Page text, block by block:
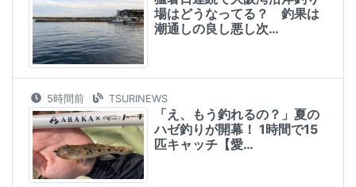
場はどうなってる？ 釣果は
潮通しの良し悪し次…
5時間前 TSURINEWS
「え、もう釣れるの？」夏の
ハゼ釣りが開幕！ 1時間で15
匹キャッチ【愛…